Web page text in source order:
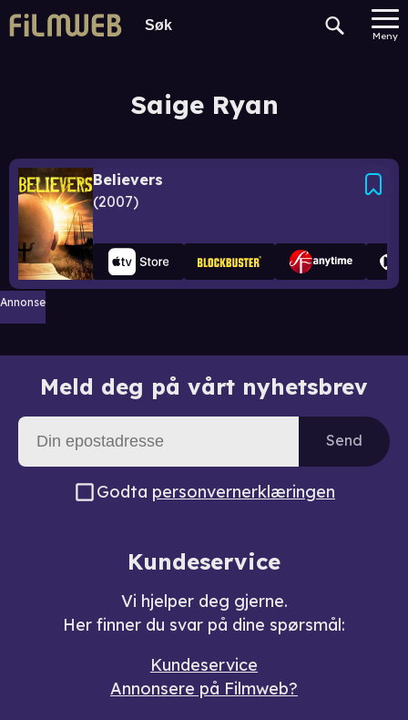
Meny
Saige Ryan
Believers
2007
Annonse
Meld deg på vårt nyhetsbrev
Send
Godta personvernerklæringen
Kundeservice
Vi hjelper deg gjerne.
Her finner du svar på dine spørsmål:
Kundeservice
Annonsere på Filmweb?